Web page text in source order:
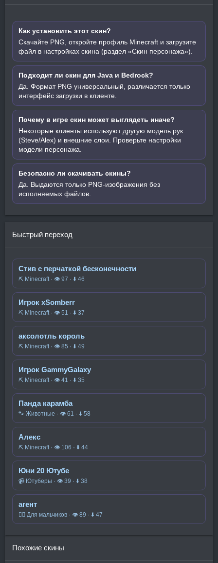
Как установить этот скин?
Скачайте PNG, откройте профиль Minecraft и загрузите
файл в настройках скина (раздел «Скин персонажа»).
Подходит ли скин для Java и Bedrock?
Да. Формат PNG универсальный, различается только
интерфейс загрузки в клиенте.
Почему в игре скин может выглядеть иначе?
Некоторые клиенты используют другую модель рук
(Steve/Alex) и внешние слои. Проверьте настройки
модели персонажа.
Безопасно ли скачивать скины?
Да. Выдаются только PNG-изображения без
исполняемых файлов.
Быстрый переход
Стив с перчаткой бесконечности
⛏️ Minecraft · 👁 97 · ⬇ 46
Игрок xSomberr
⛏️ Minecraft · 👁 51 · ⬇ 37
аксолотль король
⛏️ Minecraft · 👁 85 · ⬇ 49
Игрок GammyGalaxy
⛏️ Minecraft · 👁 41 · ⬇ 35
Панда карамба
🐾 Животные · 👁 61 · ⬇ 58
Алекс
⛏️ Minecraft · 👁 106 · ⬇ 44
Юни 20 Ютубе
📹 Ютуберы · 👁 39 · ⬇ 38
агент
🧍‍♂️ Для мальчиков · 👁 89 · ⬇ 47
Похожие скины